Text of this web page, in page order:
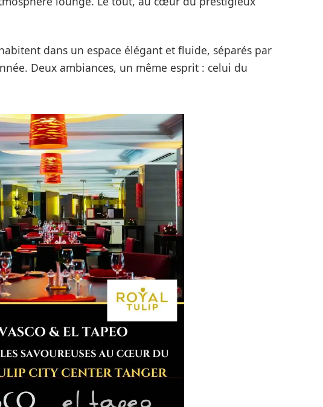
dans un espace élégant et fluide, séparés par
Deux ambiances, un même esprit : celui du